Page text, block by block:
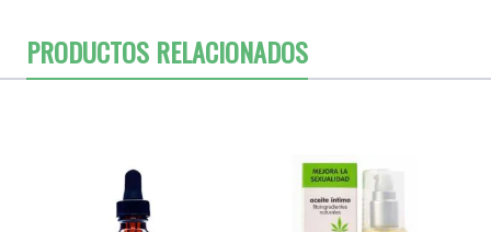
PRODUCTOS RELACIONADOS